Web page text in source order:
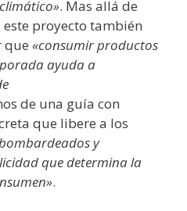
. Mas allá de
proyecto también
que «consumir productos
ayuda a
de una guía con
que libere a los
y
que determina la
.